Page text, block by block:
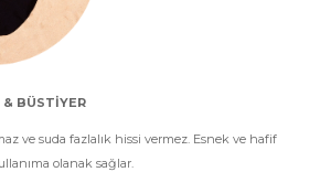
BÜSTİYER
ve suda fazlalık hissi vermez. Esnek ve hafif
olanak sağlar.